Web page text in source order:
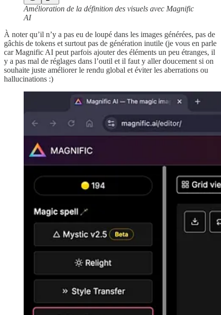
Amélioration de la définition des visuels avec Magnific
AI
À noter qu’il n’y a pas eu de loupé dans les images générées, pas de
gâchis de tokens et surtout pas de génération inutile (je vous en parle
car Magnific AI peut parfois ajouter des éléments un peu étranges, il
y a pas mal de réglages dans l’outil et il faut y aller doucement si on
souhaite juste améliorer le rendu global et éviter les aberrations ou
hallucinations :)